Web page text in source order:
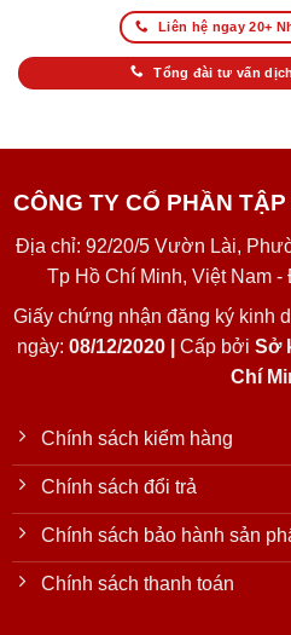
Liên hệ ngay 20+
Tổng đài tư vấn
CÔNG TY CỔ PHẦN
Địa chỉ: 92/20/5 Vườn Lài,
Tp Hồ Chí Minh, Việt Nam
Giấy chứng nhận đăng ký kinh
ngày: 08/12/2020 | Cấp bởi Sở
Chí
Chính sách kiểm hàng
Chính sách đổi trả
Chính sách bảo hành sản
Chính sách thanh toán